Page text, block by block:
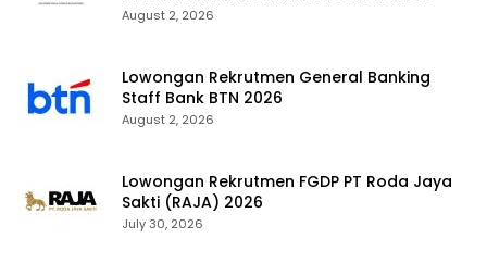
August 2, 2026
Lowongan Rekrutmen General Banking
Staff Bank BTN 2026
August 2, 2026
Lowongan Rekrutmen FGDP PT Roda Jaya
Sakti (RAJA) 2026
July 30, 2026